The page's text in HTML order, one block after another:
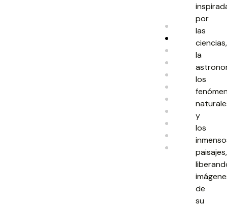
por
las
ciencias,
la
los
y
los
paisajes,
de
su